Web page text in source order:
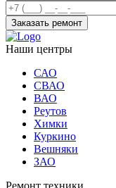
Заказать ремонт
Наши центры
САО
СВАО
ВАО
Реутов
Химки
Куркино
Вешняки
ЗАО